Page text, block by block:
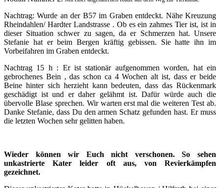
Nachtrag: Wurde an der B57 im Graben entdeckt. Nähe Kreuzung
Rheindahlen/ Hardter Landstrasse . Ob es ein zahmes Tier ist, ist in
dieser Situation schwer zu sagen, da er Schmerzen hat. Unsere
Stefanie hat er beim Bergen kräftig gebissen. Sie hatte ihn im
Vorbeifahren im Graben entdeckt.
Nachtrag 15 h : Er ist stationär aufgenommen worden, hat ein
gebrochenes Bein , das schon ca 4 Wochen alt ist, dass er beide
Beine hinter sich herzieht kann bedeuten, dass das Rückenmark
geschädigt ist und er daher gelähmt ist. Dafür würde auch die
übervolle Blase sprechen. Wir warten erst mal die weiteren Test ab.
Danke Stefanie, dass Du den armen Schatz gefunden hast. Er muss
die letzten Wochen sehr gelitten haben.
Wieder können wir Euch nicht verschonen. So sehen
unkastrierte Kater leider oft aus, von Revierkämpfen
gezeichnet.